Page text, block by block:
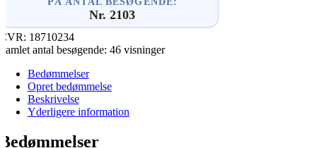
Nr. 2103
18710234
antal besøgende: 46 visninger
Bedømmelser
Opret bedømmelse
Beskrivelse
Yderligere information